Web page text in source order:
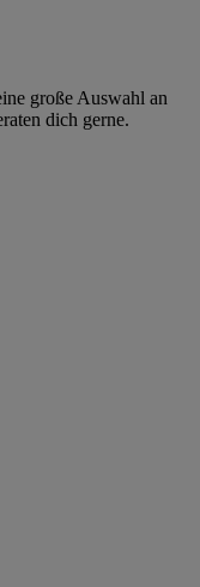
große Auswahl an
dich gerne.